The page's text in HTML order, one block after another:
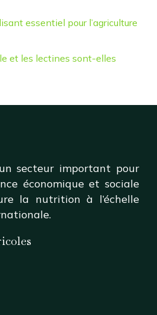
essentiel pour l’agriculture
et les lectines sont-elles
secteur important pour
économique et sociale
la nutrition à l’échelle